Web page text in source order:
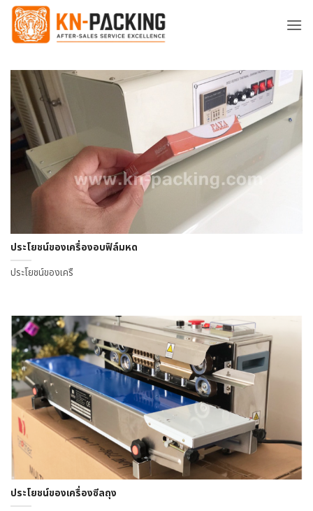
ข้าม
ยัง
ประโยชน์ของเครื่องอบฟิล์มหด
ประโยชน์ของเครื
ประโยชน์ของเครื่องซีลถุง